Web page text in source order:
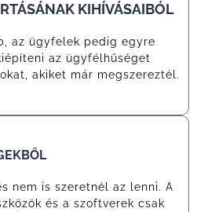
KIHÍVÁSAIBÓL
az ügyfelek pedig egyre
az ügyfélhűséget
akiket már megszereztél.
nem is szeretnél az lenni. A
és a szoftverek csak